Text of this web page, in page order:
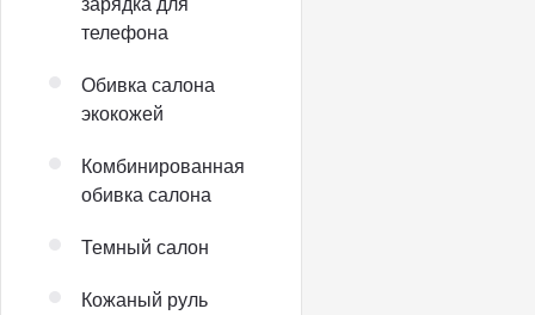
телефона
Обивка салона
экокожей
Комбинированная
обивка салона
Темный салон
Кожаный руль